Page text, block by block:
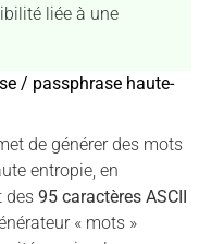
liée à une
/ passphrase haute-
de générer des mots
entropie, en
des 95 caractères ASCII
« mots »